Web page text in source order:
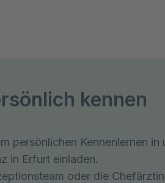
kennen
persönlichen Kennenlernen in
in Erfurt einladen.
oder die